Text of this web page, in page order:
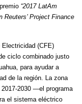
“2017 LatAm
Reuters’ Project Finance
(CFE)
ciclo combinado justo
para ayudar a
de la región. La zona
2030 —el programa
el sistema eléctrico